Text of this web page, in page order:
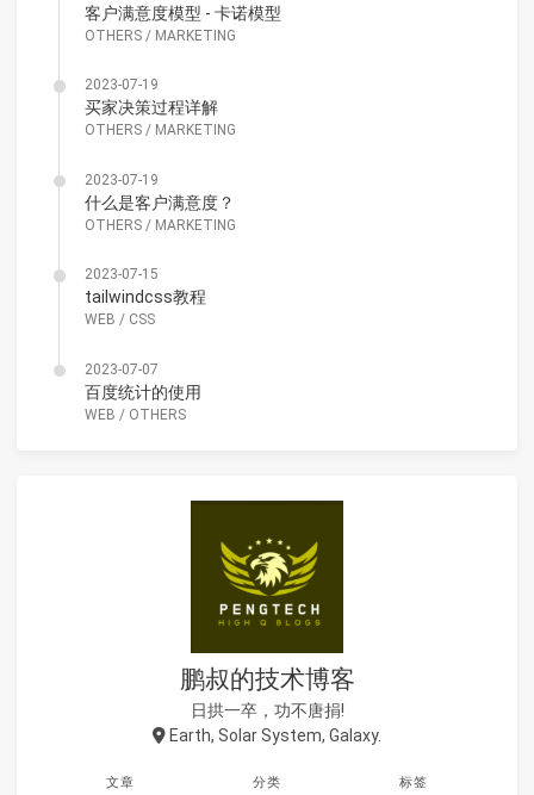
客户满意度模型 - 卡诺模型
OTHERS / MARKETING
2023-07-19
买家决策过程详解
OTHERS / MARKETING
2023-07-19
什么是客户满意度？
OTHERS / MARKETING
2023-07-15
tailwindcss教程
WEB / CSS
2023-07-07
百度统计的使用
WEB / OTHERS
鹏叔的技术博客
日拱一卒，功不唐捐!
Earth, Solar System, Galaxy.
文章 分类 标签